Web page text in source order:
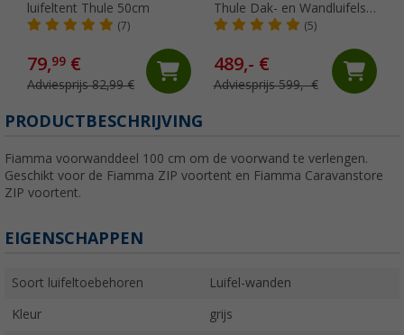
luifeltent Thule 50cm
(7)
79,99 €
Adviesprijs 82,99 €
Thule Dak- en Wandluifels
220 - 240 cm
(5)
489,- €
Adviesprijs 599,- €
PRODUCTBESCHRIJVING
Fiamma voorwanddeel 100 cm om de voorwand te verlengen.
Geschikt voor de Fiamma ZIP voortent en Fiamma Caravanstore
ZIP voortent.
EIGENSCHAPPEN
Soort luifeltoebehoren Luifel-wanden
Kleur grijs